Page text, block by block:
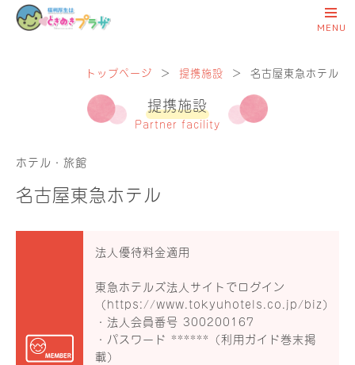
トップページ ＞ 提携施設 ＞ 名古屋東急ホテル
提携施設
Partner facility
ホテル・旅館
名古屋東急ホテル
法人優待料金適用
東急ホテルズ法人サイトでログイン
（https://www.tokyuhotels.co.jp/biz）
・法人会員番号 300200167
・パスワード ******（利用ガイド巻末掲
載）